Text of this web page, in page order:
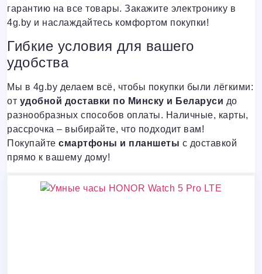
гарантию на все товары. Закажите электронику в
4g.by и наслаждайтесь комфортом покупки!
Гибкие условия для вашего
удобства
Мы в 4g.by делаем всё, чтобы покупки были лёгкими:
от удобной доставки по Минску и Беларуси до
разнообразных способов оплаты. Наличные, карты,
рассрочка – выбирайте, что подходит вам!
Покупайте смартфоны и планшеты с доставкой
прямо к вашему дому!